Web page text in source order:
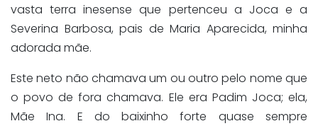
vasta terra inesense que pertenceu a Joca e a
Severina Barbosa, pais de Maria Aparecida, minha
adorada mãe.
Este neto não chamava um ou outro pelo nome que
o povo de fora chamava. Ele era Padim Joca; ela,
Mãe Ina. E do baixinho forte quase sempre